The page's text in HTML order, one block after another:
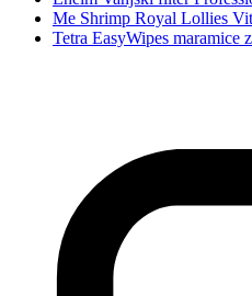
Me Shrimp Royal Lollies
Tetra EasyWipes maramice